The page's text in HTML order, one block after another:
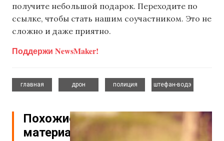
получите небольшой подарок. Переходите по
ссылке, чтобы стать нашим соучастником. Это не
сложно и даже приятно.
Поддержи NewsMaker!
главная
дрон
полиция
штефан-водэ
Похожие
материалы